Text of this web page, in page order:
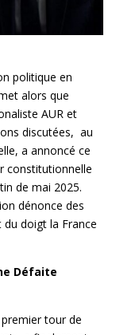
politique en
alors que
AUR et
discutées, au
a annoncé ce
constitutionnelle
de mai 2025.
dénonce des
du doigt la France
Défaite
tour de